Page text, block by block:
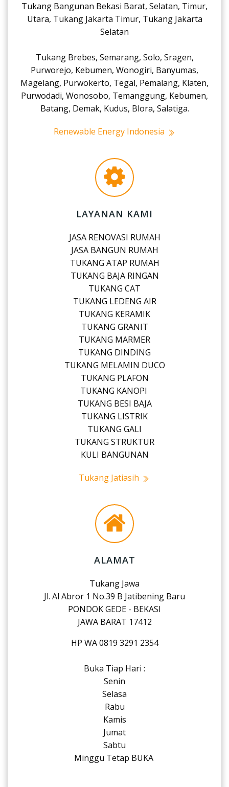
Tukang Bangunan Bekasi Barat, Selatan, Timur,
Utara, Tukang Jakarta Timur, Tukang Jakarta
Selatan
Tukang Brebes, Semarang, Solo, Sragen,
Purworejo, Kebumen, Wonogiri, Banyumas,
Magelang, Purwokerto, Tegal, Pemalang, Klaten,
Purwodadi, Wonosobo, Temanggung, Kebumen,
Batang, Demak, Kudus, Blora, Salatiga.
Renewable Energy Indonesia
LAYANAN KAMI
JASA RENOVASI RUMAH
JASA BANGUN RUMAH
TUKANG ATAP RUMAH
TUKANG BAJA RINGAN
TUKANG CAT
TUKANG LEDENG AIR
TUKANG KERAMIK
TUKANG GRANIT
TUKANG MARMER
TUKANG DINDING
TUKANG MELAMIN DUCO
TUKANG PLAFON
TUKANG KANOPI
TUKANG BESI BAJA
TUKANG LISTRIK
TUKANG GALI
TUKANG STRUKTUR
KULI BANGUNAN
Tukang Jatiasih
ALAMAT
Tukang Jawa
Jl. Al Abror 1 No.39 B Jatibening Baru
PONDOK GEDE - BEKASI
JAWA BARAT 17412
HP WA 0819 3291 2354
Buka Tiap Hari :
Senin
Selasa
Rabu
Kamis
Jumat
Sabtu
Minggu Tetap BUKA